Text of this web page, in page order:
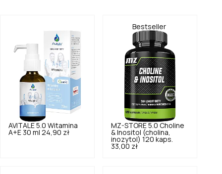
AVITALE 5.0 Witamina
A+E 30 ml 24,90 zł
Bestseller
MZ-STORE 5.0 Choline
& Inositol (cholina,
inozytol) 120 kaps.
33,00 zł